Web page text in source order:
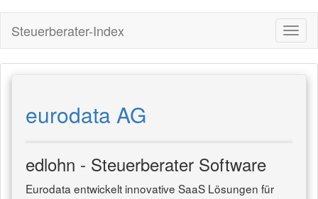
Steuerberater-Index
eurodata AG
edlohn - Steuerberater Software
Eurodata entwickelt innovative SaaS Lösungen für